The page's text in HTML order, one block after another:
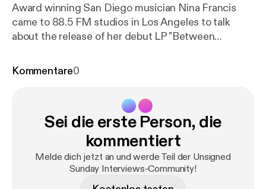
Award winning San Diego musician Nina Francis
came to 88.5 FM studios in Los Angeles to talk
about the release of her debut LP "Between
her album release show at The Hotel Cafe and was
Kommentare0
Sei die erste Person, die
kommentiert
Melde dich jetzt an und werde Teil der Unsigned
Sunday Interviews-Community!